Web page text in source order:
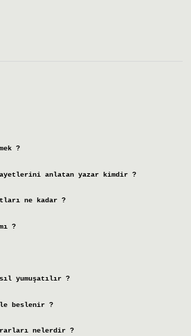
?
anlatan yazar kimdir ?
ne kadar ?
?
yumuşatılır ?
beslenir ?
nelerdir ?